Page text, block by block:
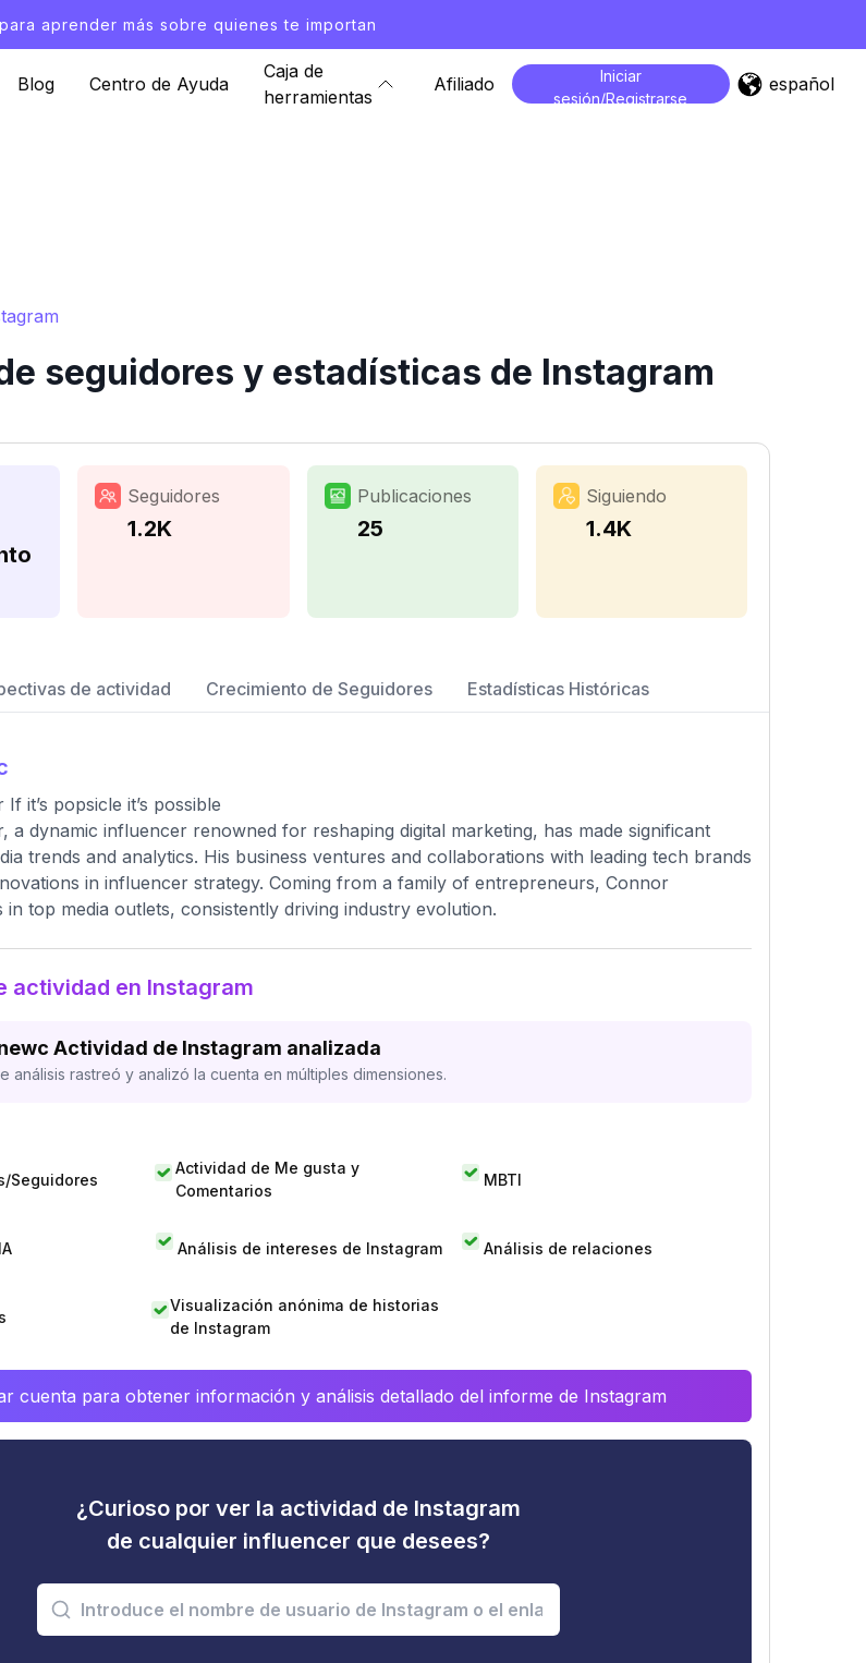
para aprender más sobre quienes te importan
Blog Centro de Ayuda
Caja de
herramientas
Afiliado
Iniciar
sesión/Registrarse
español
seguidores y estadísticas de Instagram
Seguidores
1.2K
Publicaciones
25
Siguiendo
1.4K
de actividad Crecimiento de Seguidores Estadísticas Históricas
it’s popsicle it’s possible
a dynamic influencer renowned for reshaping digital marketing, has made significant
trends and analytics. His business ventures and collaborations with leading tech brands
in influencer strategy. Coming from a family of entrepreneurs, Connor
top media outlets, consistently driving industry evolution.
actividad en Instagram
Actividad de Instagram analizada
análisis rastreó y analizó la cuenta en múltiples dimensiones.
Seguidores
Actividad de Me gusta y
Comentarios
MBTI
Análisis de intereses de Instagram Análisis de relaciones
Visualización anónima de historias
de Instagram
cuenta para obtener información y análisis detallado del informe de Instagram
¿Curioso por ver la actividad de Instagram
de cualquier influencer que desees?